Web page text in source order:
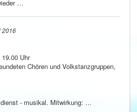
…
2016
Uhr
Chören und Volkstanzgruppen,
- musikal. Mitwirkung: …